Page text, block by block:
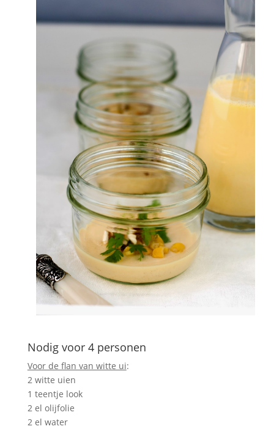
Nodig voor 4 personen
Voor de flan van witte ui:
2 witte uien
1 teentje look
2 el olijfolie
2 el water